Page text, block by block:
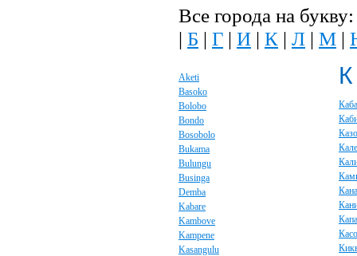
Все города на букву:
| Б | Г | И | К | Л | М |
Aketi
Basoko
Bolobo
Bondo
Bosobolo
Bukama
Bulungu
Businga
Demba
Kabare
Kambove
Kampene
Kasangulu
К